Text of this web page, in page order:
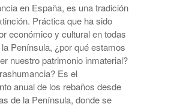
en España, es una tradición
Práctica que ha sido
económico y cultural en todas
Península, ¿por qué estamos
nuestro patrimonio inmaterial?
Es el
anual de los rebaños desde
de la Península, donde se